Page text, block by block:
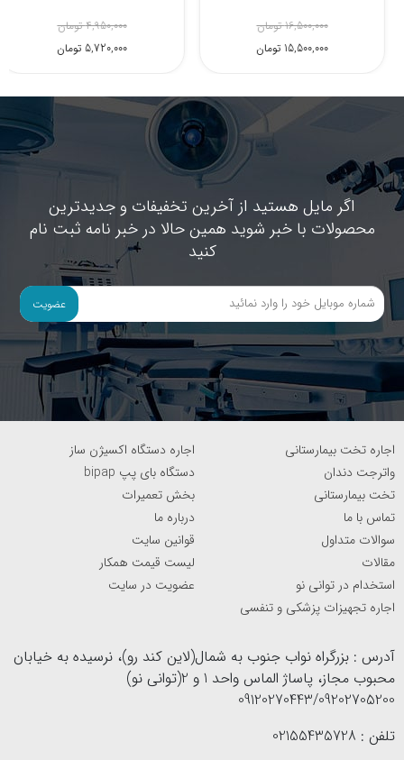
16,500,000 تومان
15,500,000 تومان
8,200,000 تومان
7,750,000 تومان
اگر مایل هستید از آخرین تخفیفات و جدیدترین
محصولات با خبر شوید همین حالا در خبر نامه ثبت نام
کنید
عضویت
اجاره تخت بیمارستانی
اجاره دستگاه اکسیژن ساز
واترجت دندان
دستگاه بای پپ bipap
تخت بیمارستانی
بخش تعمیرات
تماس با ما
درباره ما
سوالات متداول
قوانین سایت
مقالات
لیست قیمت همکار
استخدام در توانی نو
عضویت در سایت
اجاره تجهیزات پزشکی و تنفسی
آدرس : بزرگراه نواب جنوب به شمال(لاین کند رو)، نرسیده به خیابان
محبوب مجاز، پاساژ الماس واحد 1 و 2(توانی نو)
09120270443/09202705200
تلفن : 02155435728